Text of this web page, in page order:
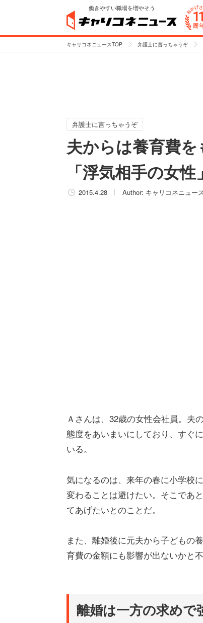
働きやすい職場を増やそう
キャリコネニュースTOP 弁護士に言っちゃうぞ
弁護士に言っちゃうぞ
夫からは養育費
「浮気相手の女
2015.4.28 Author: キャリコネニュー
Ａさんは、32歳の女性会社員。夫
態度をあいまいにしており、すぐ
いる。
気になるのは、来年の春に小学校
変わることは避けたい。そこであ
てあげたいとのことだ。
また、離婚後に元夫から子どもの
育費の金額にも影響が出ないかと不
離婚は一方の求めで